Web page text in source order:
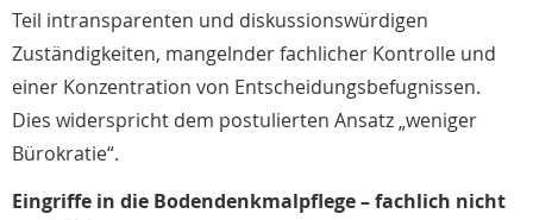
Teil intransparenten und diskussionswürdigen
Zuständigkeiten, mangelnder fachlicher Kontrolle und
einer Konzentration von Entscheidungsbefugnissen.
Dies widerspricht dem postulierten Ansatz „weniger
Bürokratie“.
Eingriffe in die Bodendenkmalpflege – fachlich nicht